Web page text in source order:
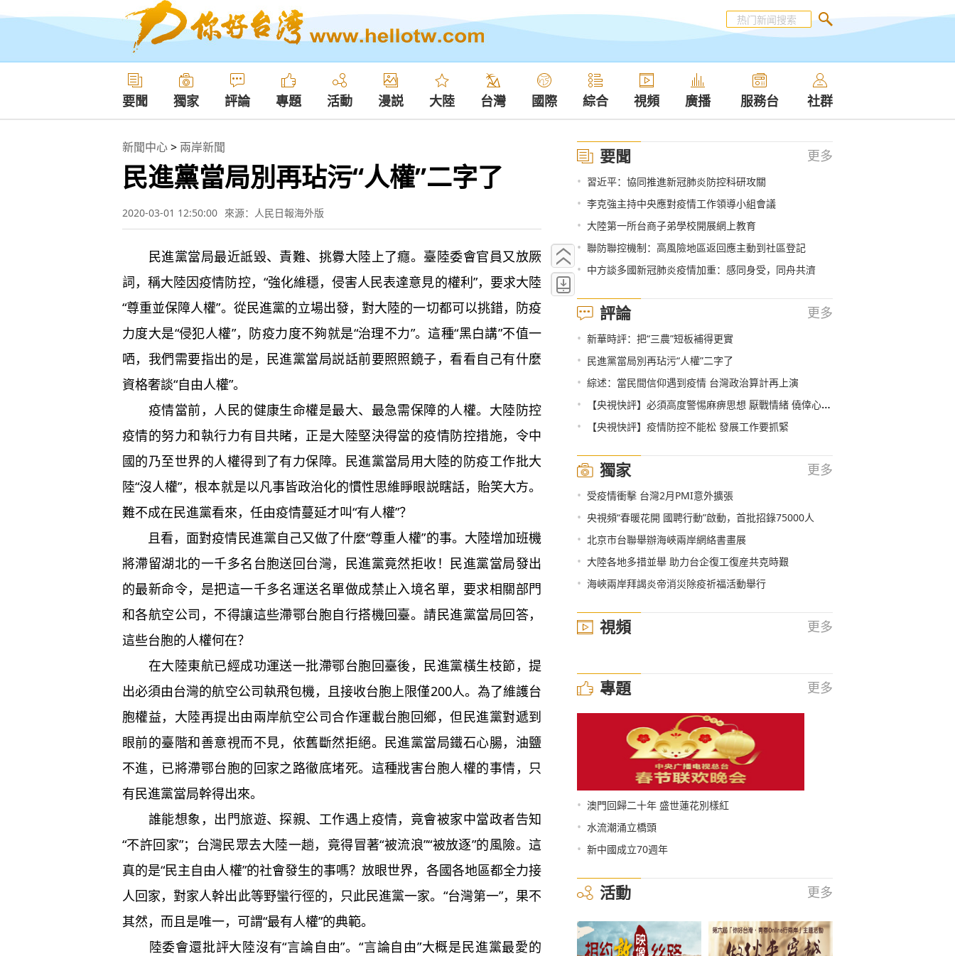
要聞 獨家 評論 專題 活動 漫説 大陸 台灣 國際 綜合 視頻 廣播 服務台 社群
新聞中心> 兩岸新聞
民進黨當局別再玷污“人權”二字了
2020-03-01 12:50:00 來源：人民日報海外版
民進黨當局最近詆毀、責難、挑釁大陸上了癮。臺陸委會官員又放厥
詞，稱大陸因疫情防控，“強化維穩，侵害人民表達意見的權利”，要求大陸
“尊重並保障人權”。從民進黨的立場出發，對大陸的一切都可以挑錯，防疫
力度大是“侵犯人權”，防疫力度不夠就是“治理不力”。這種“黑白講”不值一
哂，我們需要指出的是，民進黨當局説話前要照照鏡子，看看自己有什麼
資格奢談“自由人權”。
疫情當前，人民的健康生命權是最大、最急需保障的人權。大陸防控
疫情的努力和執行力有目共睹，正是大陸堅決得當的疫情防控措施，令中
國的乃至世界的人權得到了有力保障。民進黨當局用大陸的防疫工作批大
陸“沒人權”，根本就是以凡事皆政治化的慣性思維睜眼説瞎話，貽笑大方。
難不成在民進黨看來，任由疫情蔓延才叫“有人權”？
且看，面對疫情民進黨自己又做了什麼“尊重人權”的事。大陸增加班機
將滯留湖北的一千多名台胞送回台灣，民進黨竟然拒收！民進黨當局發出
的最新命令，是把這一千多名運送名單做成禁止入境名單，要求相關部門
和各航空公司，不得讓這些滯鄂台胞自行搭機回臺。請民進黨當局回答，
這些台胞的人權何在？
在大陸東航已經成功運送一批滯鄂台胞回臺後，民進黨橫生枝節，提
出必須由台灣的航空公司執飛包機，且接收台胞上限僅200人。為了維護台
胞權益，大陸再提出由兩岸航空公司合作運載台胞回鄉，但民進黨對遞到
眼前的臺階和善意視而不見，依舊斷然拒絕。民進黨當局鐵石心腸，油鹽
不進，已將滯鄂台胞的回家之路徹底堵死。這種戕害台胞人權的事情，只
有民進黨當局幹得出來。
誰能想象，出門旅遊、探親、工作遇上疫情，竟會被家中當政者告知
“不許回家”；台灣民眾去大陸一趟，竟得冒著“被流浪”“被放逐”的風險。這
真的是“民主自由人權”的社會發生的事嗎？放眼世界，各國各地區都全力接
人回家，對家人幹出此等野蠻行徑的，只此民進黨一家。“台灣第一”，果不
其然，而且是唯一，可謂“最有人權”的典範。
陸委會還批評大陸沒有“言論自由”。“言論自由”大概是民進黨最愛的
要聞 更多
• 習近平：協同推進新冠肺炎防控科研攻關
• 李克強主持中央應對疫情工作領導小組會議
• 大陸第一所台商子弟學校開展網上教育
• 聯防聯控機制：高風險地區返回應主動到社區登記
• 中方談多國新冠肺炎疫情加重：感同身受，同舟共濟
評論 更多
• 新華時評：把“三農”短板補得更實
• 民進黨當局別再玷污“人權”二字了
• 綜述：當民間信仰遇到疫情 台灣政治算計再上演
• 【央視快評】必須高度警惕麻痹思想 厭戰情緒 僥倖心理 鬆勁心態
• 【央視快評】疫情防控不能松 發展工作要抓緊
獨家 更多
• 受疫情衝擊 台灣2月PMI意外擴張
• 央視頻“春暖花開 國聘行動”啟動，首批招錄75000人
• 北京市台聯舉辦海峽兩岸網絡書畫展
• 大陸各地多措並舉 助力台企復工復産共克時艱
• 海峽兩岸拜謁炎帝消災除疫祈福活動舉行
視頻 更多
專題 更多
• 澳門回歸二十年 盛世蓮花別樣紅
• 水流潮涌立橋頭
• 新中國成立70週年
活動 更多